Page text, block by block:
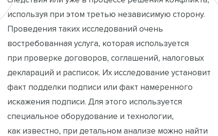
используя при этом третью независимую сторону.
Проведения таких исследований очень
востребованная услуга, которая используется
при проверке договоров, соглашений, налоговых
деклараций и расписок. Их исследование установит
факт подделки подписи или факт намеренного
искажения подписи. Для этого используется
специальное оборудование и технологии,
как известно, при детальном анализе можно найти